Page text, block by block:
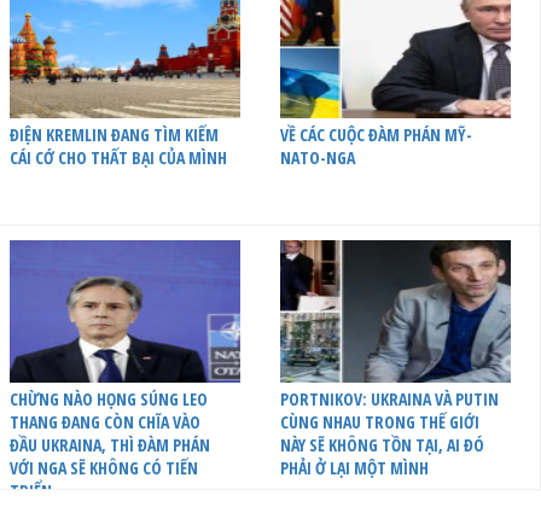
ĐIỆN KREMLIN ĐANG TÌM KIẾM
CÁI CỚ CHO THẤT BẠI CỦA MÌNH
VỀ CÁC CUỘC ĐÀM PHÁN MỸ-
NATO-NGA
CHỪNG NÀO HỌNG SÚNG LEO
THANG ĐANG CÒN CHĨA VÀO
ĐẦU UKRAINA, THÌ ĐÀM PHÁN
VỚI NGA SẼ KHÔNG CÓ TIẾN
TRIỂN
PORTNIKOV: UKRAINA VÀ PUTIN
CÙNG NHAU TRONG THẾ GIỚI
NÀY SẼ KHÔNG TỒN TẠI, AI ĐÓ
PHẢI Ở LẠI MỘT MÌNH